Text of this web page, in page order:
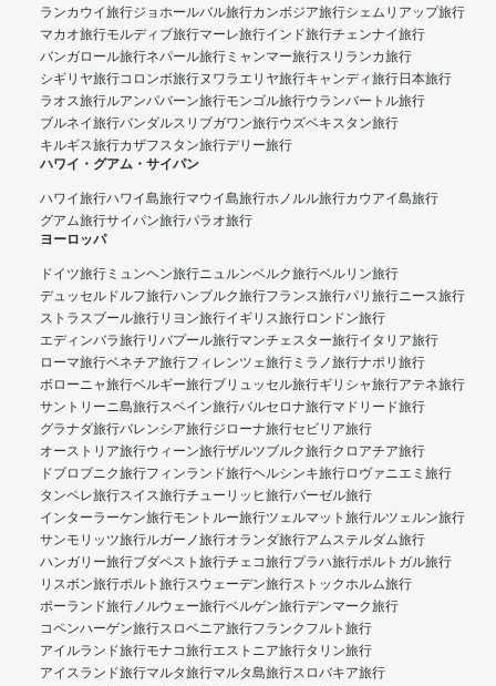
ランカウイ旅行ジョホールバル旅行カンボジア旅行シェムリアップ旅行
マカオ旅行モルディブ旅行マーレ旅行インド旅行チェンナイ旅行
バンガロール旅行ネパール旅行 ミャンマー旅行スリランカ旅行
シギリヤ旅行コロンボ旅行ヌワラエリヤ旅行キャンディ旅行日本旅行
ラオス旅行ルアンパバーン旅行モンゴル旅行ウランバートル旅行
ブルネイ旅行バンダルスリブガワン旅行ウズベキスタン旅行
キルギス旅行カザフスタン旅行デリー旅行
ハワイ・グアム・サイパン
ハワイ旅行ハワイ島旅行マウイ島旅行ホノルル旅行カウアイ島旅行
グアム旅行サイパン旅行パラオ旅行
ヨーロッパ
ドイツ旅行 ミュンヘン旅行ニュルンベルク旅行ベルリン旅行
デュッセルドルフ旅行ハンブルク旅行フランス旅行パリ旅行ニース旅行
ストラスブール旅行リヨン旅行イギリス旅行ロンドン旅行
エディンバラ旅行リバプール旅行マンチェスター旅行イタリア旅行
ローマ旅行ベネチア旅行フィレンツェ旅行 ミラノ旅行ナポリ旅行
ボローニャ旅行ベルギー旅行ブリュッセル旅行ギリシャ旅行アテネ旅行
サントリーニ島旅行スペイン旅行バルセロナ旅行マドリード旅行
グラナダ旅行バレンシア旅行ジローナ旅行セビリア旅行
オーストリア旅行ウィーン旅行ザルツブルク旅行クロアチア旅行
ドブロブニク旅行フィンランド旅行ヘルシンキ旅行ロヴァニエミ旅行
タンペレ旅行スイス旅行チューリッヒ旅行バーゼル旅行
インターラーケン旅行モントルー旅行ツェルマット旅行ルツェルン旅行
サンモリッツ旅行ルガーノ旅行オランダ旅行アムステルダム旅行
ハンガリー旅行ブダペスト旅行チェコ旅行プラハ旅行ポルトガル旅行
リスボン旅行ポルト旅行スウェーデン旅行ストックホルム旅行
ポーランド旅行ノルウェー旅行ベルゲン旅行デンマーク旅行
コペンハーゲン旅行スロベニア旅行フランクフルト旅行
アイルランド旅行モナコ旅行エストニア旅行タリン旅行
アイスランド旅行マルタ旅行マルタ島旅行スロバキア旅行